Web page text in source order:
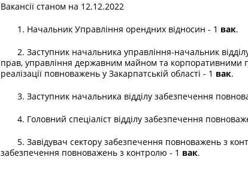
Вакансії станом на 12.12.2022
1. Начальник Управління орендних відносин - 1 вак.
2. Заступник начальника управління-начальник
прав, управління державним майном та корпоративними
реалізації повноважень у Закарпатській області - 1 вак.
3. Заступник начальника відділу забезпечення
4. Головний спеціаліст відділу забезпечення
5. Завідувач сектору забезпечення повноважень з
забезпечення повноважень з контролю - 1 вак.